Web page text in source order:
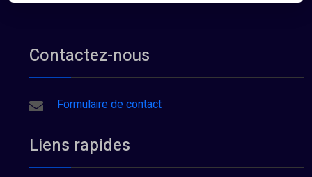
Contactez-nous
Formulaire de contact
Liens rapides